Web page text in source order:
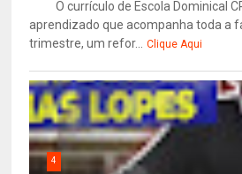
O currículo de Escola Dominical
aprendizado que acompanha toda a
trimestre, um refor... Clique Aqui
4